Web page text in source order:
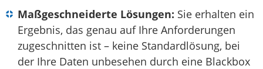
Maßgeschneiderte Lösungen: Sie erhalten ein
Ergebnis, das genau auf Ihre Anforderungen
zugeschnitten ist – keine Standardlösung, bei
der Ihre Daten unbesehen durch eine Blackbox